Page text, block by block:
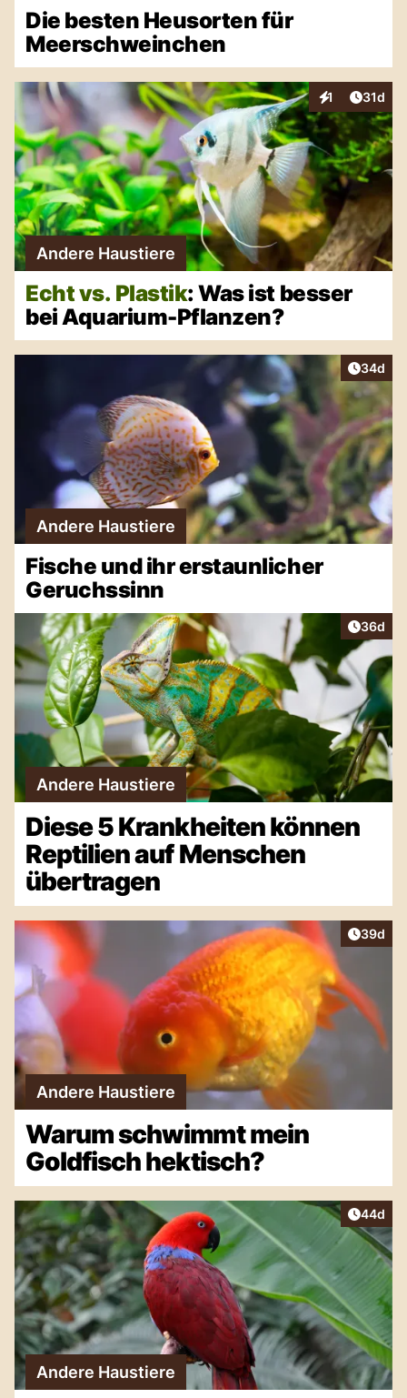
Die besten Heusorten für
Meerschweinchen
1
Interaktionen
Artikel
31d
Andere Haustiere
Echt vs. Plastik: Was ist besser
bei Aquarium-Pflanzen?
Artikel
34d
Andere Haustiere
Fische und ihr erstaunlicher
Geruchssinn
Artikel
36d
Andere Haustiere
Diese 5 Krankheiten können
Reptilien auf Menschen
übertragen
Artikel
39d
Andere Haustiere
Warum schwimmt mein
Goldfisch hektisch?
Artikel
44d
Andere Haustiere